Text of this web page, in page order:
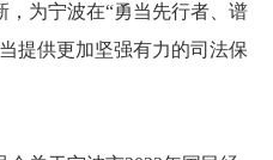
为宁波在“勇当先行者、谱
提供更加坚强有力的司法保